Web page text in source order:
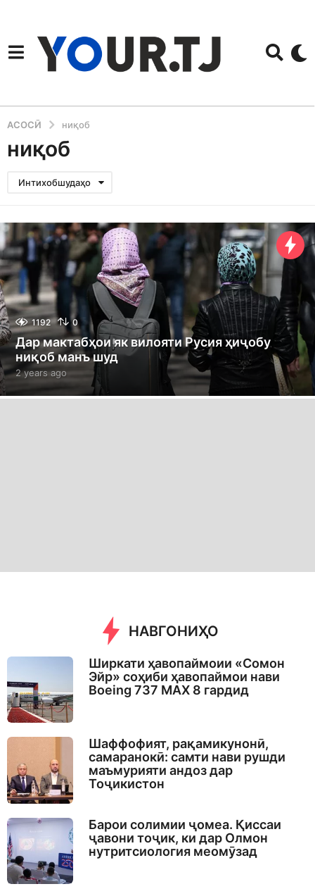
АСОСӢ ниқоб
ниқоб
Интихобшудаҳо
1192 0
Дар мактабҳои як вилояти Русия ҳиҷобу
ниқоб манъ шуд
2 years ago 2
y
e
НАВГОНИҲО
Ширкати ҳавопаймоии «Сомон
Эйр» соҳиби ҳавопаймои нави
Boeing 737 MAX 8 гардид
Шаффофият, рақамикунонӣ,
самаранокӣ: самти нави рушди
маъмурияти андоз дар
Тоҷикистон
Барои солимии ҷомеа. Қиссаи
ҷавони тоҷик, ки дар Олмон
нутритсиология меомӯзад